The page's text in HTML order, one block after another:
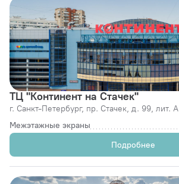
ТЦ "Континент на Стачек"
г. Санкт-Петербург, пр. Стачек, д. 99, лит. А
Межэтажные экраны
Подробнее